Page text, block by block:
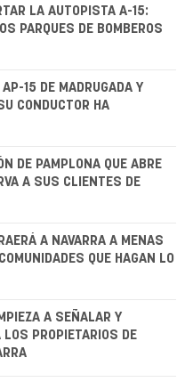
LA AUTOPISTA A-15:
PARQUES DE BOMBEROS
15 DE MADRUGADA Y
CONDUCTOR HA
DE PAMPLONA QUE ABRE
A SUS CLIENTES DE
A NAVARRA A MENAS
QUE HAGAN LO
A SEÑALAR Y
PROPIETARIOS DE